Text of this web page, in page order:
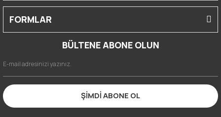
FORMLAR
BÜLTENE ABONE OLUN
ŞİMDİ ABONE OL